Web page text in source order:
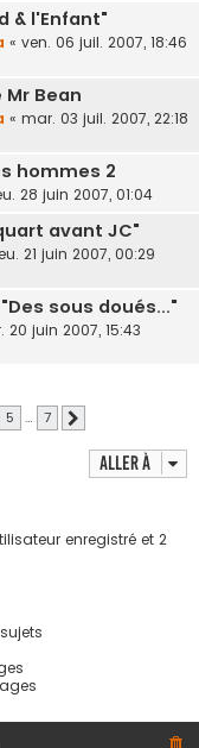
& l'Enfant"
« ven. 06 juil. 2007, 18:46
Mr Bean
« mar. 03 juil. 2007, 22:18
hommes 2
28 juin 2007, 01:04
avant JC"
21 juin 2007, 00:29
sous doués..."
20 juin 2007, 15:43
5 … 7
Aller à
enregistré et 2